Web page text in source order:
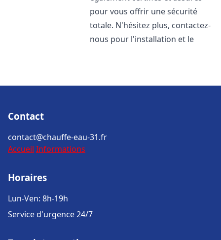
pour vous offrir une sécurité
totale. N'hésitez plus, contactez-
nous pour l'installation et le
Contact
contact@chauffe-eau-31.fr
Accueil Informations
Horaires
Lun-Ven: 8h-19h
Service d'urgence 24/7